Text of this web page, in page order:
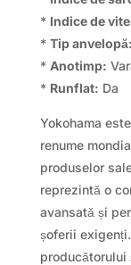
* Indice de
* Tip anvelopă:
* Anotimp:
* Runflat: Da
Yokohama
renume
produselor
reprezintă o
avansată și
șoferii